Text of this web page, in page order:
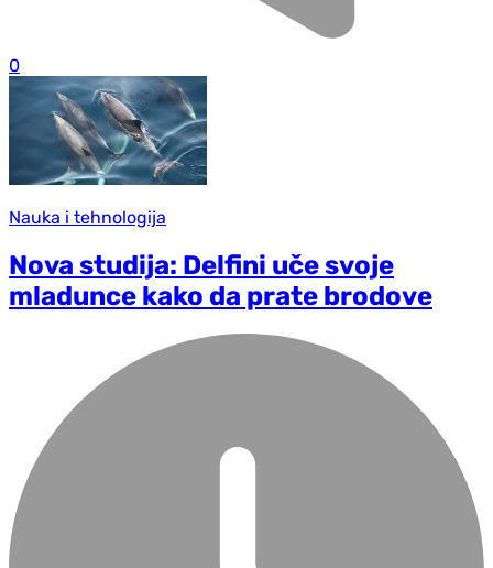
0
Nauka i tehnologija
Nova studija: Delfini uče svoje
mladunce kako da prate brodove